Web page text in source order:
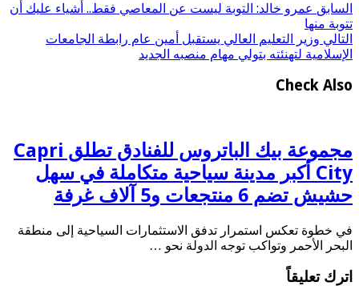
السابق عمرو خالد: التوبة ليست عن المعاصي فقط.. أشياء عليك أن
تتوبة منها
التالي وزير التعليم العالي يستقبل أمين عام رابطة الجامعات
الإسلامية لتهنئته بتولي مهام منصبه الجديد
Check Also
مجموعة بيك الباتروس للفنادق تطلق Capri
City أكبر مدينة سياحية متكاملة في سهل
حشيش تضم 6 منتجعات و5 آلاف غرفة
في خطوة تعكس استمرار تدفق الاستثمارات السياحية إلى منطقة
البحر الأحمر وتواكب توجه الدولة نحو …
اترك تعليقاً